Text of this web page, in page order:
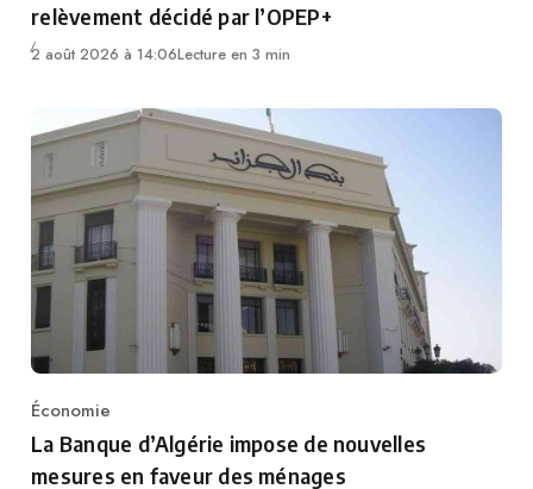
relèvement décidé par l’OPEP+
2 août 2026 à 14:06Lecture en 3 min
Category
Économie
La Banque d’Algérie impose de nouvelles
mesures en faveur des ménages